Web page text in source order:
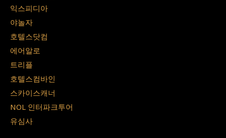
익스피디아
야놀자
호텔스닷컴
에어알로
트리플
호텔스컴바인
스카이스캐너
NOL 인터파크투어
유심사